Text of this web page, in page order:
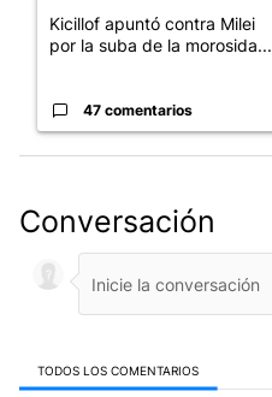
Kicillof apuntó contra Milei
por la suba de la morosida...
47 comentarios
Conversación
TODOS LOS COMENTARIOS